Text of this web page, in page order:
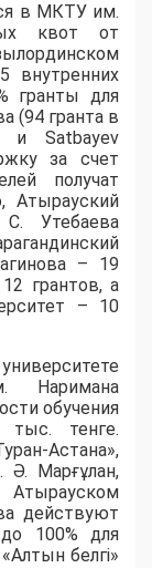
в МКТУ им.
квот от
внутренних
гранты для
(94 гранта в
и Satbayev
за счет
получат
Атырауский
Утебаева
– 19
грантов, а
– 10
Наримана
обучения
тыс. тенге.
Астана»,
Марғұлан,
действуют
100% для
белгі»